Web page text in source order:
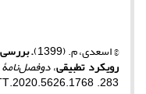
© اسعدی، م. (1399) .
رویکرد تطبیقی،
283. Doi: 10.22091/PTT.2020.5626.1768